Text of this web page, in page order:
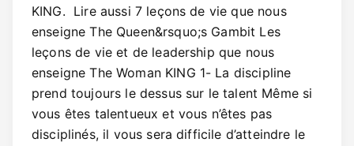
KING. Lire aussi 7 leçons de vie que nous
enseigne The Queen&rsquo;s Gambit Les
leçons de vie et de leadership que nous
enseigne The Woman KING 1- La discipline
prend toujours le dessus sur le talent Même si
vous êtes talentueux et vous n’êtes pas
disciplinés, il vous sera difficile d’atteindre le